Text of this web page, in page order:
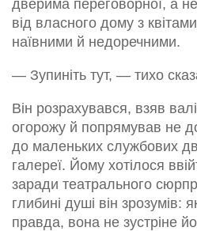
дверима переговорної, а
від власного дому з
наївними й недоречними.
— Зупиніть тут, — тихо
Він розрахувався, взяв
огорожу й попрямував не
до маленьких службових
галереї. Йому хотілося
заради театрального
глибині душі він зрозумів:
правда, вона не зустріне